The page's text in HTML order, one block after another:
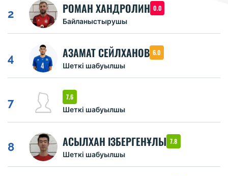
2 РОМАН ХАНДРОЛИН 0.0
Байланыстырушы
4 АЗАМАТ СЕЙЛХАНОВ 6.0
Шеткі шабуылшы
7
7.6
Шеткі шабуылшы
8 АСЫЛХАН ІЗБЕРГЕНҰЛЫ 7.8
Шеткі шабуылшы